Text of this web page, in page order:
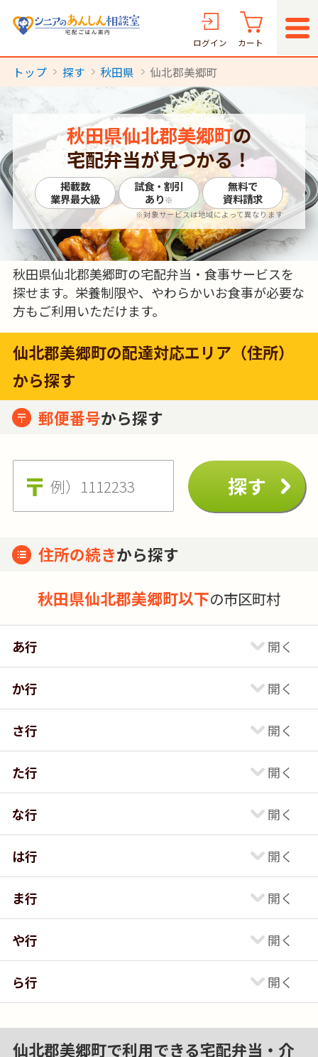
ログイン カート
トップ 探す 秋田県 仙北郡美郷町
秋田県仙北郡美郷町の
宅配弁当が見つかる！
掲載数
業界最大級
試食・割引
あり※
無料で
資料請求
※対象サービスは地域によって異なります
秋田県仙北郡美郷町の宅配弁当・食事サービスを
探せます。栄養制限や、やわらかいお食事が必要な
方もご利用いただけます。
仙北郡美郷町の配達対応エリア（住所）
から探す
郵便番号から探す
住所の続きから探す
秋田県仙北郡美郷町以下の市区町村
あ行
か行
さ行
た行
な行
は行
ま行
や行
ら行
仙北郡美郷町で利用できる宅配弁当・介